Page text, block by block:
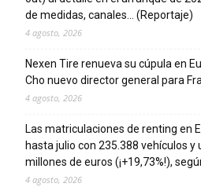
de medidas, canales… (Reportaje)
4 agosto, 2026
Nexen Tire renueva su cúpula en
Cho nuevo director general para
4 agosto, 2026
Las matriculaciones de renting en
hasta julio con 235.388 vehículos y
millones de euros (¡+19,73%!),
4 agosto, 2026